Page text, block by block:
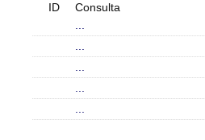
ID
Consulta